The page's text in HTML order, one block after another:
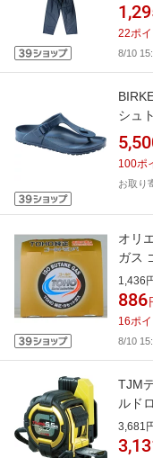
22ポイ
8/10
シュ
5cm
100ポ
お取り
オリ
ガス
1,436
886
16ポイ
8/10
TJM
ルド
3,681